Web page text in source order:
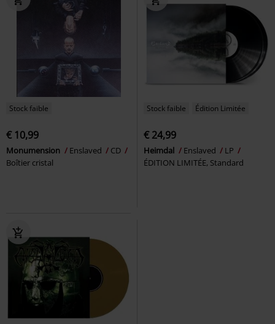
Stock faible
€ 10,99
Monumension Enslaved
CD
Boîtier cristal
Stock faible Édition Limitée
€ 24,99
Heimdal Enslaved
LP
ÉDITION LIMITÉE, Standard